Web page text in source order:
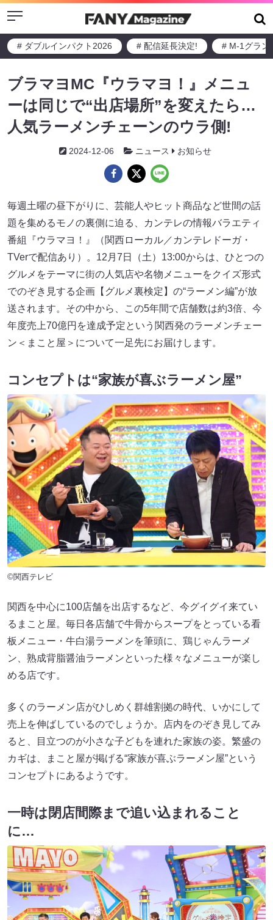
Menu
# ダブルインパクト2026 # 配信延長決定! # M-1グラン
ブラマヨMC『ウラマヨ！』メニュ
ーは同じで“出店場所”を変えたら…
人気ラーメンチェーンのウラ側!
2024-12-06 ニュース お知らせ
毎週土曜の昼下がりに、芸能人やヒット商品など世間の話
題を集めるモノの裏側に迫る、カンテレの情報バラエティ
番組『ウラマヨ！』（関西ローカル／カンテレドーガ・
TVerで配信あり）。12月7日（土）13:00からは、ひとつの
グルメをテーマに街の人気店や名物メニューをクイズ形式
でのぞき見する企画【グルメ裏検定】の“ラーメン編”が放
送されます。その中から、この5年間で店舗数は約3倍、今
年度売上70億円を達成予定という関西発のラーメンチェー
ン＜まこと屋＞について一足先にお届けします。
コンセプトは“家族が喜ぶラーメン屋”
©関西テレビ
関西を中心に100店舗を出店するなど、今グイグイ来てい
るまこと屋。毎日各店舗で牛骨からスープをとっている看
板メニュー・牛白湯ラーメンを筆頭に、鶏じゃんラーメ
ン、熟成背脂醤油ラーメンといった様々なメニューが楽し
める店です。
多くのラーメン店がひしめく群雄割拠の時代、いかにして
売上を伸ばしているのでしょうか。店内をのぞき見してみ
ると、目立つのが小さな子どもを連れた家族の姿。繁盛の
カギは、まこと屋が掲げる“家族が喜ぶラーメン屋”という
コンセプトにあるようです。
一時は閉店間際まで追い込まれること
に…